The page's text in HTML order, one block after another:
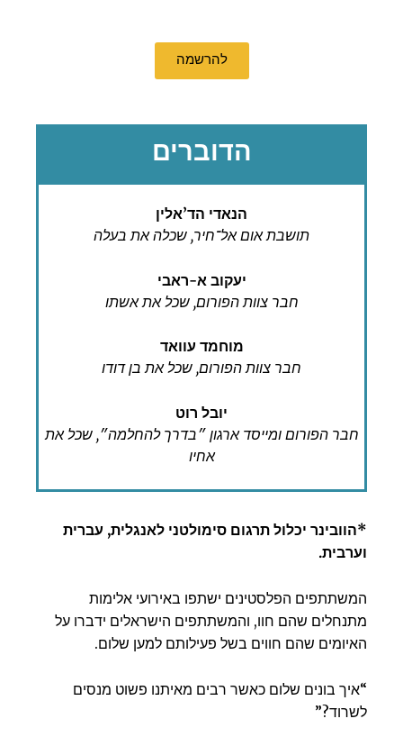
להרשמה
הדוברים
הנאדי הד’אלין
תושבת אום אל־חיר, שכלה את בעלה
יעקוב א-ראבי
חבר צוות הפורום, שכל את אשתו
מוחמד עוואד
חבר צוות הפורום, שכל את בן דודו
יובל רוט
חבר הפורום ומייסד ארגון ״בדרך להחלמה״, שכל את
אחיו
*הוובינר יכלול תרגום סימולטני לאנגלית, עברית
וערבית.
המשתתפים הפלסטינים ישתפו באירועי אלימות
מתנחלים שהם חוו, והמשתתפים הישראלים ידברו על
האיומים שהם חווים בשל פעילותם למען שלום.
“איך בונים שלום כאשר רבים מאיתנו פשוט מנסים
לשרוד?”